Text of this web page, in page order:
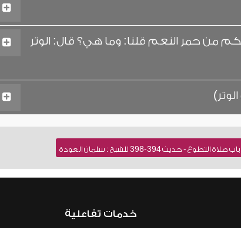
من حمر النعم قلنا: وما هي؟ قال: الوتر
394-398 للشيخ : سلمان العودة
خدمات تفاعلية